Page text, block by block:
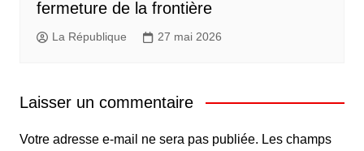
fermeture de la frontière
La République 27 mai 2026
Laisser un commentaire
Votre adresse e-mail ne sera pas publiée. Les champs